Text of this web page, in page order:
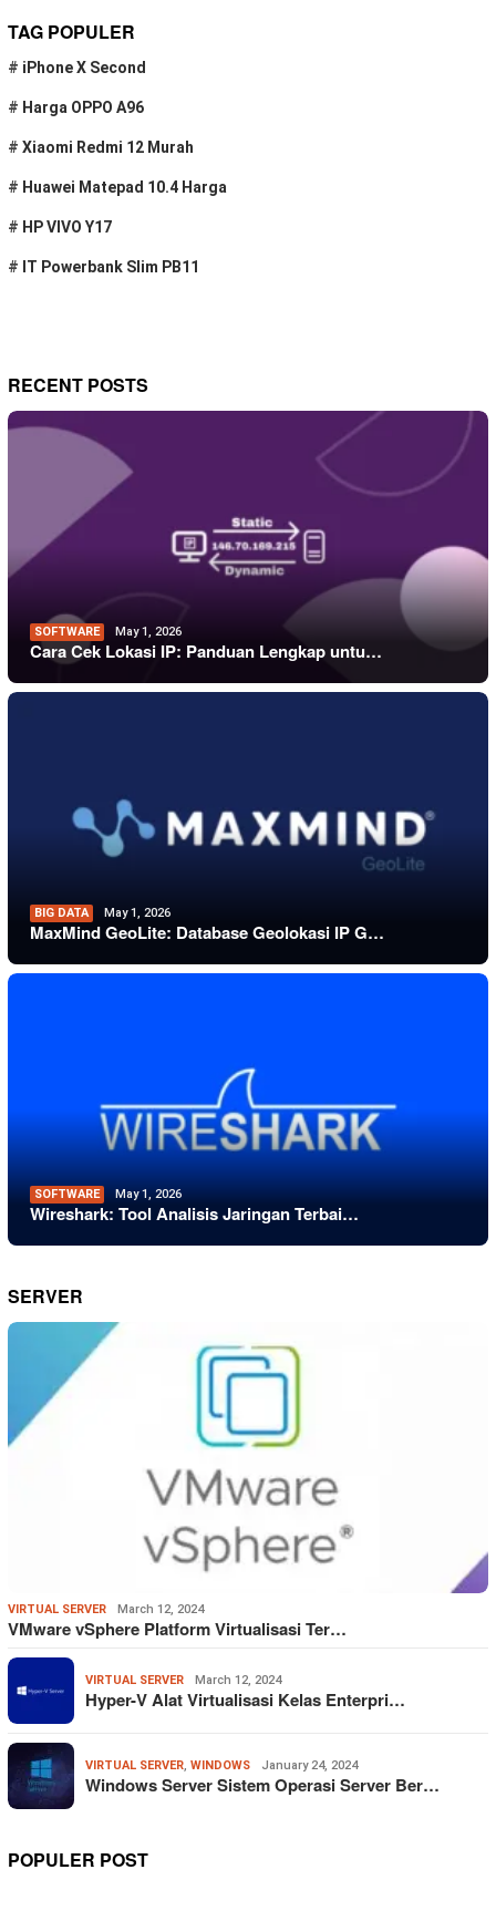
TAG POPULER
# iPhone X Second
# Harga OPPO A96
# Xiaomi Redmi 12 Murah
# Huawei Matepad 10.4 Harga
# HP VIVO Y17
# IT Powerbank Slim PB11
RECENT POSTS
SOFTWARE May 1, 2026
Cara Cek Lokasi IP: Panduan Lengkap untu…
BIG DATA May 1, 2026
MaxMind GeoLite: Database Geolokasi IP G…
SOFTWARE May 1, 2026
Wireshark: Tool Analisis Jaringan Terbai…
SERVER
VIRTUAL SERVER March 12, 2024
VMware vSphere Platform Virtualisasi Ter…
VIRTUAL SERVER March 12, 2024
Hyper-V Alat Virtualisasi Kelas Enterpri…
VIRTUAL SERVER, WINDOWS January 24, 2024
Windows Server Sistem Operasi Server Ber…
POPULER POST